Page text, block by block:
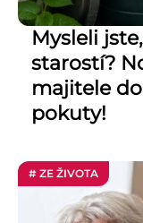
Mysleli
starostí?
majitele
pokuty!
# ZE ŽIVOTA